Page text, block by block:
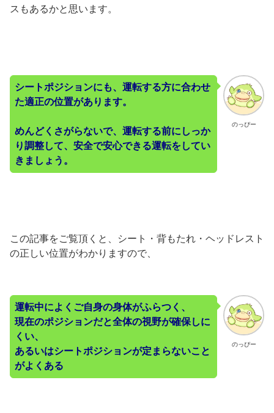
スもあるかと思います。
のっぴー
シートポジションにも、運転する方に合わせ
た適正の位置があります。
めんどくさがらないで、運転する前にしっか
り調整して、安全で安心できる運転をしてい
きましょう。
この記事をご覧頂くと、シート・背もたれ・ヘッドレスト
の正しい位置がわかりますので、
のっぴー
運転中によくご自身の身体がふらつく、
現在のポジションだと全体の視野が確保しに
くい、
あるいはシー トポジションが定まらないこと
がよくある